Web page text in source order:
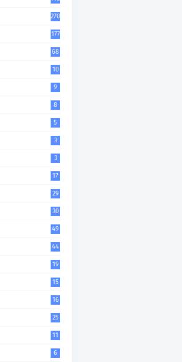
270
177
68
10
9
8
5
3
3
17
29
30
49
44
19
15
16
25
11
6